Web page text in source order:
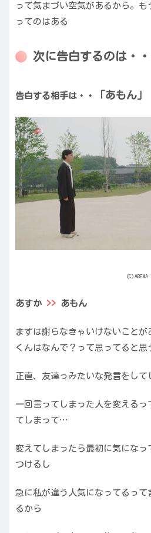
って気まづい空気があるから。
ってのはある
次に告白するのは・・
告白する相手は・・ 「あもん」
あすか >> あもん
まずは謝らなきゃいけないことが
くんはなんで？って思ってると思
正直、友達っみたいな発言をして
一回言ってしまった人を変えるっ
てしまって…
変えてしまったら最初に気にな
つけるし
急に私が違う人気になってるって
るから